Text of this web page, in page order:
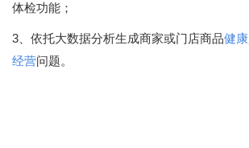
体检功能；
3、依托大数据分析生成商家或门店商品健康
经营问题。